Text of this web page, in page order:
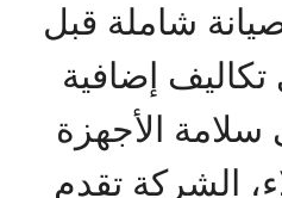
شاملة قبل
إضافية
الأجهزة
الشركة تقدم